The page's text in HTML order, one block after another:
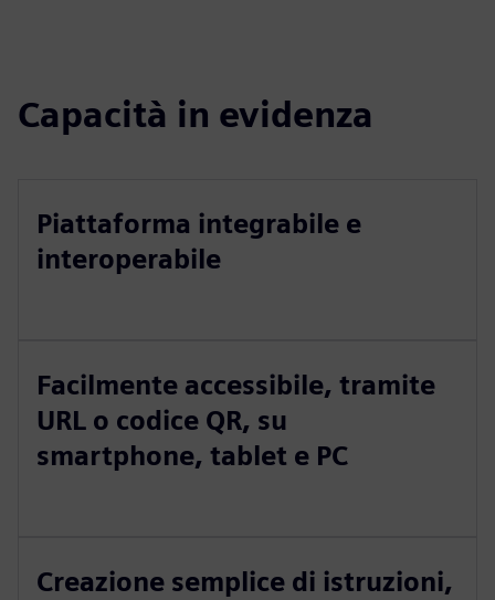
Capacità in evidenza
Piattaforma integrabile e
interoperabile
Facilmente accessibile, tramite
URL o codice QR, su
smartphone, tablet e PC
Creazione semplice di istruzioni,